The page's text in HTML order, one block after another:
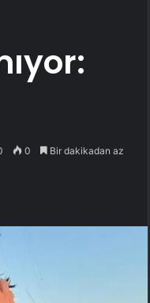
0 Bir dakikadan az